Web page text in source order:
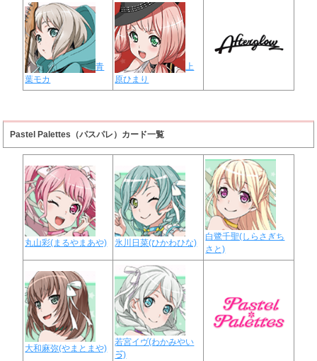
青
葉モカ
上
原ひまり
Pastel Palettes（パスパレ）カード一覧
丸山彩(まるやまあや) 氷川日菜(ひかわひな)
白鷺千聖(しらさぎち
さと)
大和麻弥(やまとまや)
若宮イヴ(わかみやい
ゔ)